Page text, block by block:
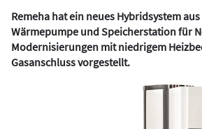
Remeha hat ein neues Hybridsystem
Wärmepumpe und Speicherstationfür
Modernisierungen mit niedrigem
Gasanschlussvorgestellt.